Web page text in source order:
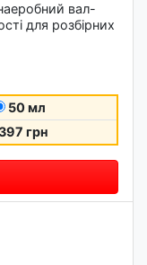
вал-
для розбірних
50 мл
грн